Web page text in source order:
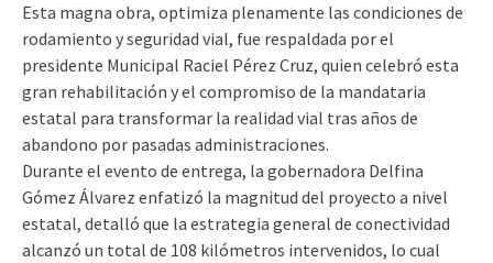
Esta magna obra, optimiza plenamente las condiciones de
rodamiento y seguridad vial, fue respaldada por el
presidente Municipal Raciel Pérez Cruz, quien celebró esta
gran rehabilitación y el compromiso de la mandataria
estatal para transformar la realidad vial tras años de
abandono por pasadas administraciones.
Durante el evento de entrega, la gobernadora Delfina
Gómez Álvarez enfatizó la magnitud del proyecto a nivel
estatal, detalló que la estrategia general de conectividad
alcanzó un total de 108 kilómetros intervenidos, lo cual